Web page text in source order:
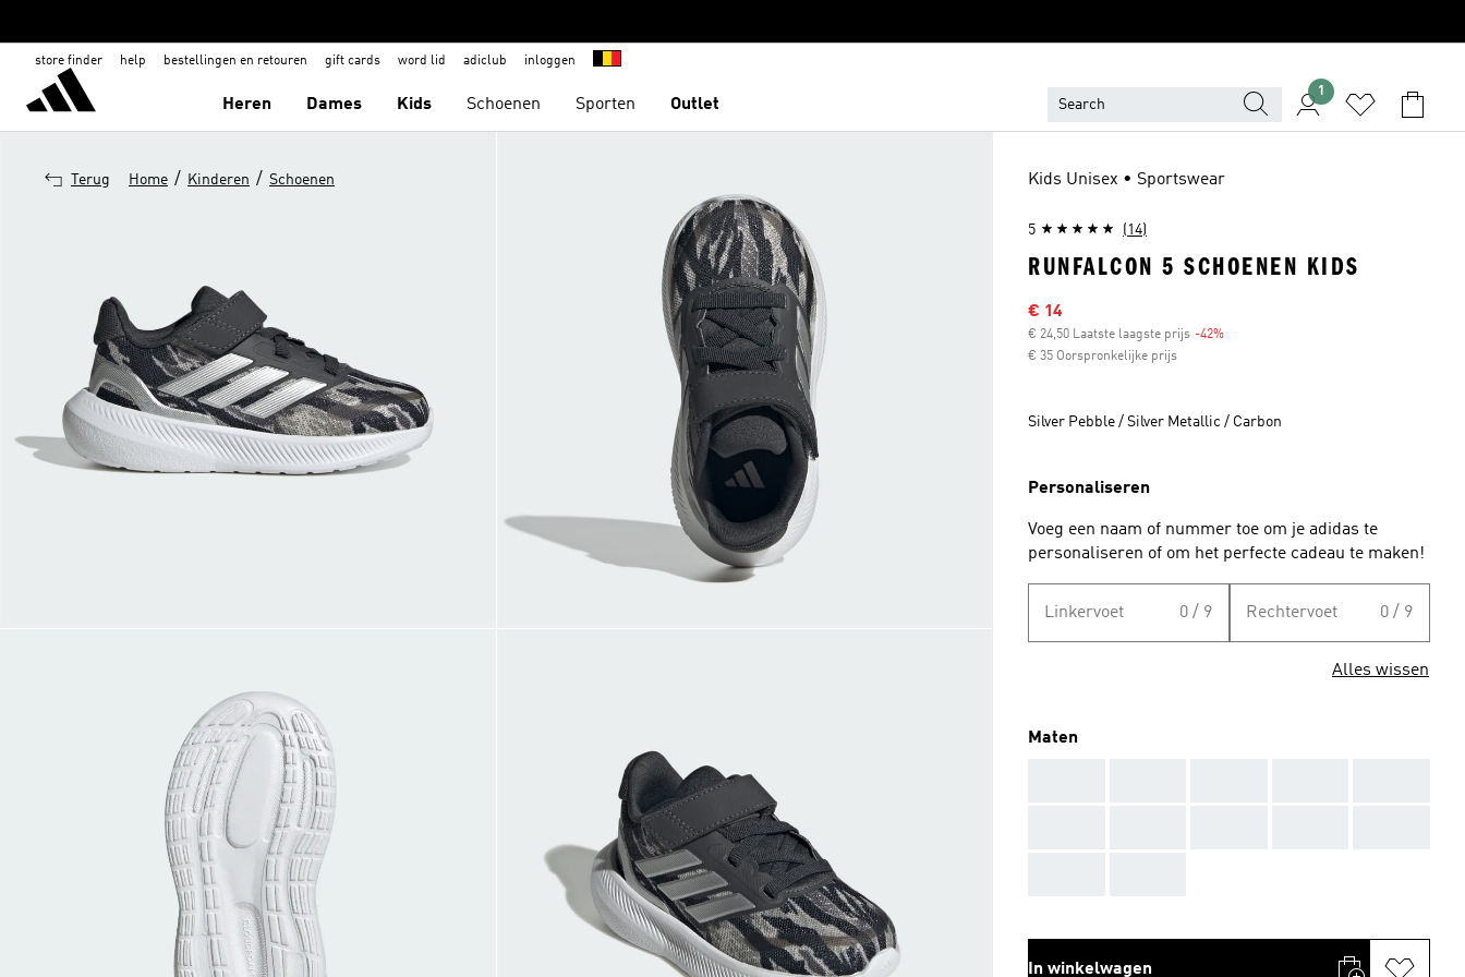
store finder help bestellingen en retouren gift cards word lid adiclub inloggen
Heren Dames Kids Schoenen Sporten Outlet
1
Terug Home / Kinderen / Schoenen Kids Unisex • Sportswear
5 (14)
RUNFALCON 5 SCHOENEN KIDS
Sale price
€ 14
€ 24,50 Laatste laagste prijs -42%
€ 35 Oorspronkelijke prijs
Silver Pebble / Silver Metallic / Carbon
Personaliseren
Voeg een naam of nummer toe om je adidas te
personaliseren of om het perfecte cadeau te maken!
Linkervoet 0 / 9 Rechtervoet 0 / 9
Alles wissen
Maten
In winkelwagen